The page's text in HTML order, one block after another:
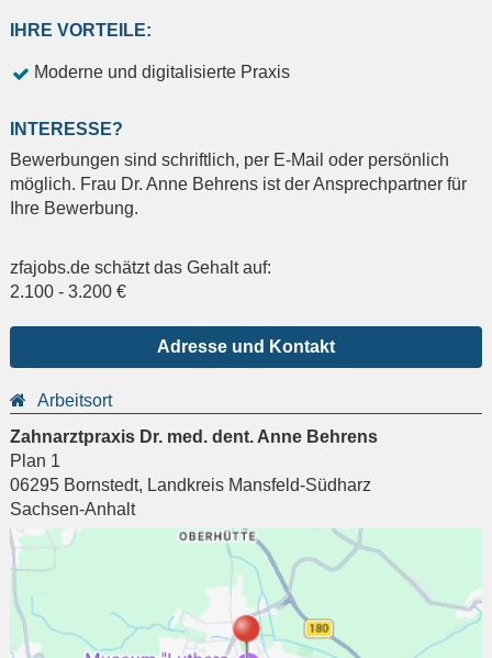
IHRE VORTEILE:
Moderne und digitalisierte Praxis
INTERESSE?
Bewerbungen sind schriftlich, per E-Mail oder persönlich
möglich. Frau Dr. Anne Behrens ist der Ansprechpartner für
Ihre Bewerbung.
zfajobs.de schätzt das Gehalt auf:
2.100 - 3.200 €
Adresse und Kontakt
Arbeitsort
Zahnarztpraxis Dr. med. dent. Anne Behrens
Plan 1
06295 Bornstedt, Landkreis Mansfeld-Südharz
Sachsen-Anhalt